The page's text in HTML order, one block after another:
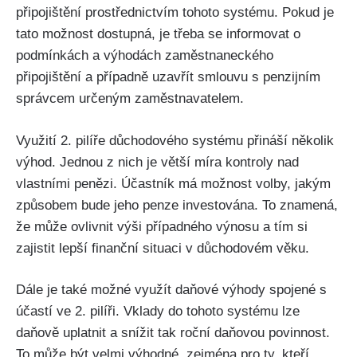
připojištění prostřednictvím tohoto systému. Pokud je
tato možnost dostupná, je třeba se informovat o
podmínkách a výhodách zaměstnaneckého
připojištění a případně uzavřít smlouvu s penzijním
správcem určeným zaměstnavatelem.
Využití 2. pilíře důchodového systému přináší několik
výhod. Jednou z nich je větší míra kontroly nad
vlastními penězi. Účastník má možnost volby, jakým
způsobem bude jeho penze investována. To znamená,
že může ovlivnit výši případného výnosu a tím si
zajistit lepší finanční situaci v důchodovém věku.
Dále je také možné využít daňové výhody spojené s
účastí ve 2. pilíři. Vklady do tohoto systému lze
daňově uplatnit a snížit tak roční daňovou povinnost.